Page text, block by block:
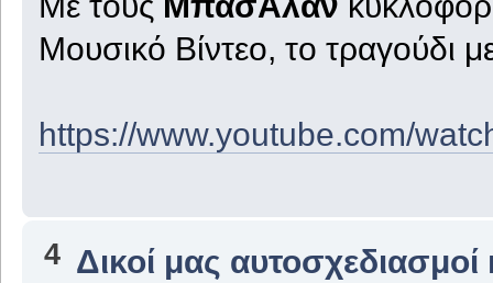
Μουσικό Βίντεο, το τραγούδι
https://www.youtube.com/
4 Δικοί μας αυτοσχεδιασμοί